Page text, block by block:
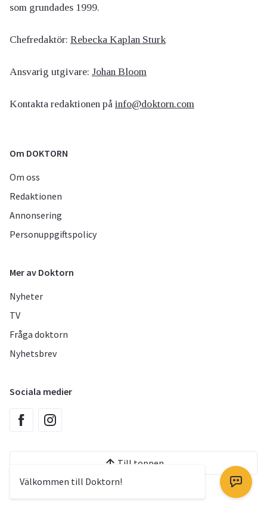
Välkommen till Doktorn!
som grundades 1999.
Chefredaktör: Rebecka Kaplan Sturk
Ansvarig utgivare: Johan Bloom
Kontakta redaktionen på info@doktorn.com
Om DOKTORN
Om oss
Redaktionen
Annonsering
Personuppgiftspolicy
Mer av Doktorn
Nyheter
TV
Fråga doktorn
Nyhetsbrev
Sociala medier
Till toppen